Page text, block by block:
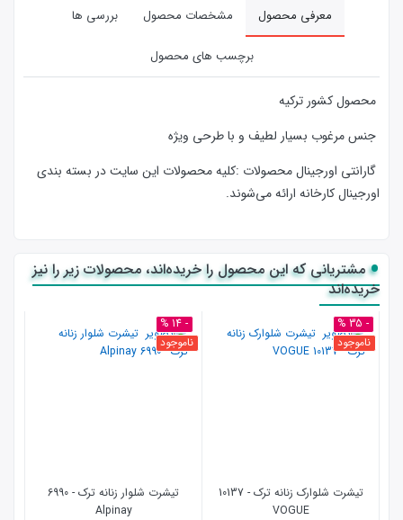
معرفی محصول مشخصات محصول بررسی ها
برچسب های محصول
محصول کشور ترکیه
جنس مرغوب بسیار لطیف و با طرحی ویژه
گارانتی اورجینال محصولات :كليه محصولات این سایت در بسته بندی
اورجینال کارخانه ارائه‌‌ می‌شوند.
مشتریانی که این محصول را خریده‌اند، محصولات زیر را نیز
خریده‌اند
- 35 %
ناموجود
تیشرت شلوارک زنانه ترک - 10137
VOGUE
- 14 %
ناموجود
تیشرت شلوار زنانه ترک - 6990
Alpinay